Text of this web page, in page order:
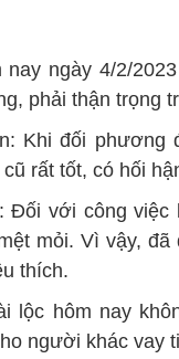
nay ngày 4/2/
phải thận trọng
Khi đối phương
rất tốt, có hối
Đối với công
mỏi. Vì vậy,
thích.
lộc hôm nay
người khác vay